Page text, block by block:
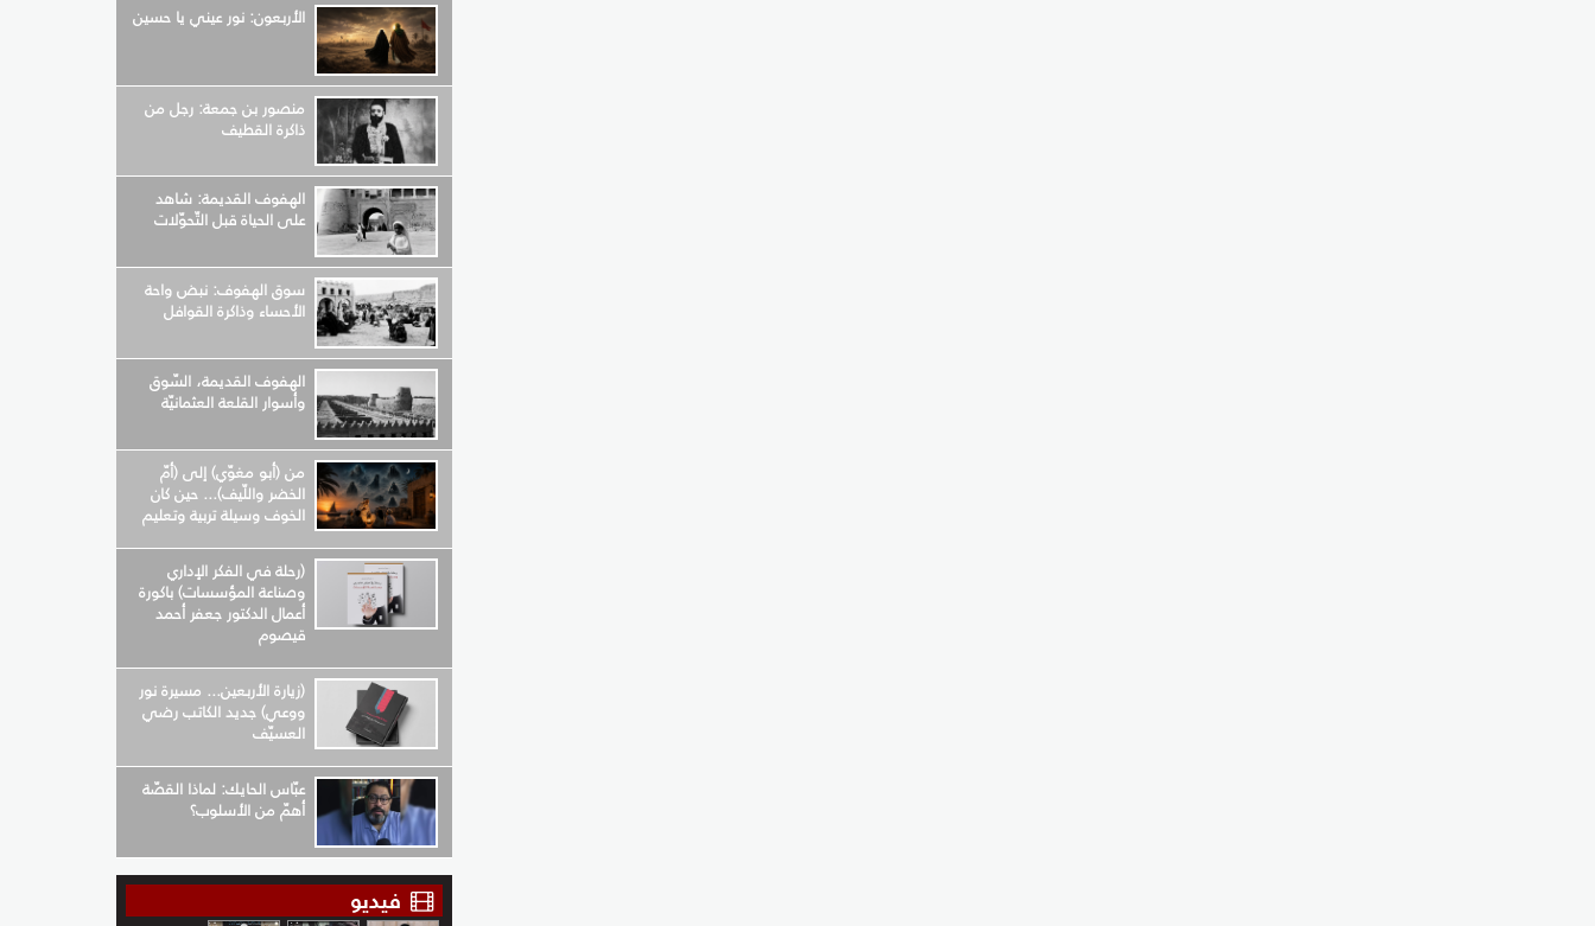
الأربعون: نور عيني يا حسين
منصور بن جمعة: رجل من
ذاكرة القطيف
الهفوف القديمة: شاهد
على الحياة قبل التّحوّلات
سوق الهفوف: نبض واحة
الأحساء وذاكرة القوافل
الهفوف القديمة، السّوق
وأسوار القلعة العثمانيّة
من (أبو مغوّي) إلى (أمّ
الخضر واللّيف)... حين كان
الخوف وسيلة تربية وتعليم
(رحلة في الفكر الإداري
وصناعة المؤسسات) باكورة
أعمال الدكتور جعفر أحمد
قيصوم
(زيارة الأربعين... مسيرة نور
ووعي) جديد الكاتب رضي
العسيّف
عبّاس الحايك: لماذا القصّة
أهمّ من الأسلوب؟
فيديو